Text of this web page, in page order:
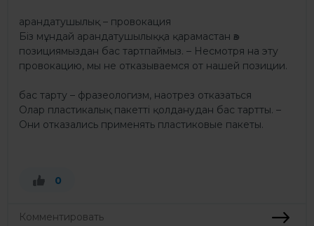
арандатушылық – провокация
Біз мұндай арандатушылыққа қарамастан өз
позициямыздан бас тартпаймыз. – Несмотря на эту
провокацию, мы не отказываемся от нашей позиции.
бас тарту – фразеологизм, наотрез отказаться
Олар пластикалық пакетті қолданудан бас тартты. –
Они отказались применять пластиковые пакеты.
0